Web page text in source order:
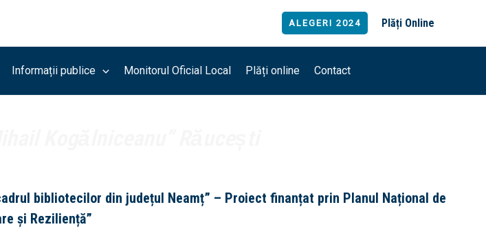
ALEGERI 2024 PlățiOnline
Informații publice Monitorul Oficial Local Plăți online Contact
bibliotecilor din județul Neamț” – Proiect finanțat prin Planul Național de
și Reziliență”